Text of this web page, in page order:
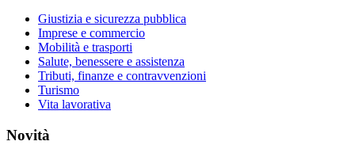
Giustizia e sicurezza pubblica
Imprese e commercio
Mobilità e trasporti
Salute, benessere e assistenza
Tributi, finanze e contravvenzioni
Turismo
Vita lavorativa
Novità